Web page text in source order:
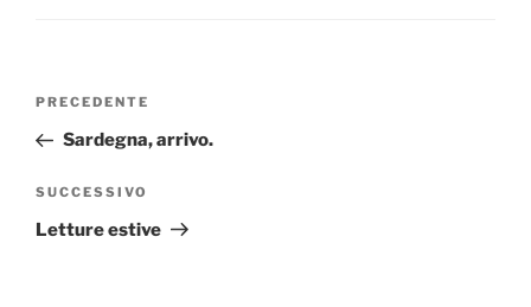
Navigazione
Articolo
precedente:
PRECEDENTE
Sardegna, arrivo.
Articolo
successivo
SUCCESSIVO
Letture estive